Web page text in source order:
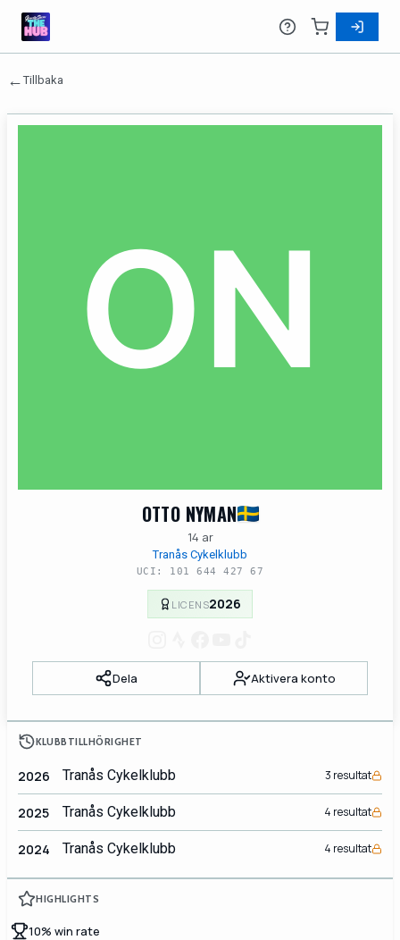
←Tillbaka
OTTO NYMAN
14 ar
Tranås Cykelklubb
UCI: 101 644 427 67
LICENS2026
Dela Aktivera konto
KLUBBTILLHÖRIGHET
2026 Tranås Cykelklubb 3 resultat
2025 Tranås Cykelklubb 4 resultat
2024 Tranås Cykelklubb 4 resultat
HIGHLIGHTS
10% win rate